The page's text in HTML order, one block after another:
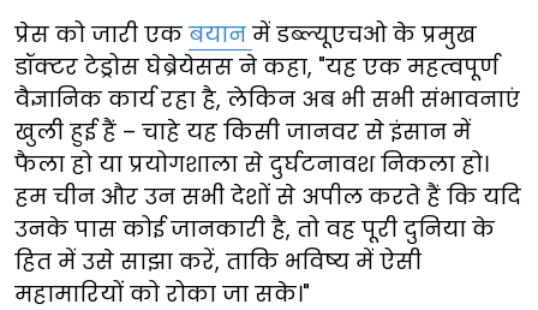
प्रेस को जारी एक बयान में डब्ल्यूएचओ के प्रमुख
डॉक्टर टेड्रोस घेब्रेयेसस ने कहा, "यह एक महत्वपूर्ण
वैज्ञानिक कार्य रहा है, लेकिन अब भी सभी संभावनाएं
खुली हुई हैं – चाहे यह किसी जानवर से इंसान में
फैला हो या प्रयोगशाला से दुर्घटनावश निकला हो।
हम चीन और उन सभी देशों से अपील करते हैं कि यदि
उनके पास कोई जानकारी है, तो वह पूरी दुनिया के
हित में उसे साझा करें, ताकि भविष्य में ऐसी
महामारियों को रोका जा सके।"